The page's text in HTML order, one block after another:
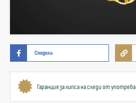
Сподели
Гаранция за липса на следи от употреба